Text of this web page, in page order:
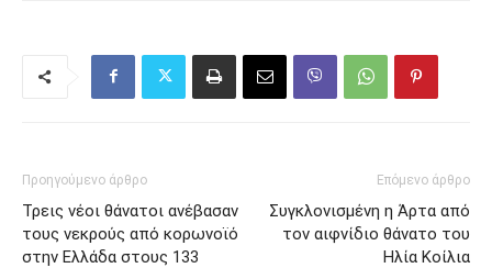
Προηγούμενο άρθρο
Τρεις νέοι θάνατοι ανέβασαν
τους νεκρούς από κορωνοϊό
στην Ελλάδα στους 133
Επόμενο άρθρο
Συγκλονισμένη η Άρτα από
τον αιφνίδιο θάνατο του
Ηλία Κοίλια